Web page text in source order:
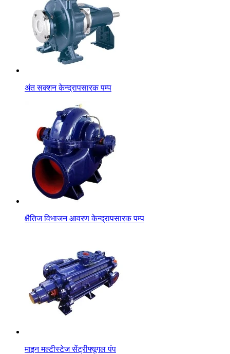
अंत सक्शन केन्द्रापसारक पम्प
क्षैतिज विभाजन आवरण केन्द्रापसारक पम्प
माइन मल्टीस्टेज सेंट्रीफ्यूगल पंप